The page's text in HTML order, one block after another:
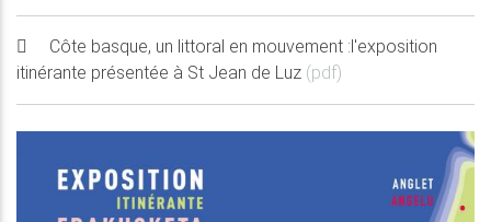
Côte basque, un littoral en mouvement :l'exposition
itinérante présentée à St Jean de Luz (pdf)